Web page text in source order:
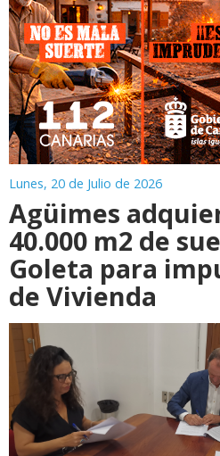
Lunes, 20 de Julio de 2026
Agüimes
40.000 m2 de
Goleta para
de Vivienda